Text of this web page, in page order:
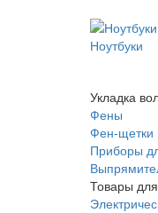
Ноутбуки
Укладка
Фены
Фен-щетки
Приборы
Товары